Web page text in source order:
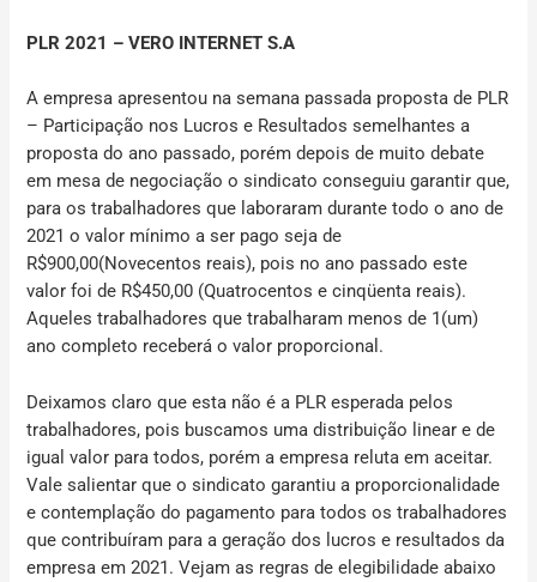
PLR 2021 – VERO INTERNET S.A
A empresa apresentou na semana passada proposta de PLR
– Participação nos Lucros e Resultados semelhantes a
proposta do ano passado, porém depois de muito debate
em mesa de negociação o sindicato conseguiu garantir que,
para os trabalhadores que laboraram durante todo o ano de
2021 o valor mínimo a ser pago seja de
R$900,00(Novecentos reais), pois no ano passado este
valor foi de R$450,00 (Quatrocentos e cinqüenta reais).
Aqueles trabalhadores que trabalharam menos de 1(um)
ano completo receberá o valor proporcional.
Deixamos claro que esta não é a PLR esperada pelos
trabalhadores, pois buscamos uma distribuição linear e de
igual valor para todos, porém a empresa reluta em aceitar.
Vale salientar que o sindicato garantiu a proporcionalidade
e contemplação do pagamento para todos os trabalhadores
que contribuíram para a geração dos lucros e resultados da
empresa em 2021. Vejam as regras de elegibilidade abaixo